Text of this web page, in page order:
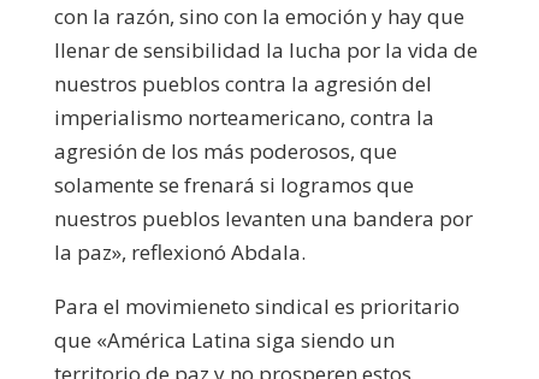
con la razón, sino con la emoción y hay que
llenar de sensibilidad la lucha por la vida de
nuestros pueblos contra la agresión del
imperialismo norteamericano, contra la
agresión de los más poderosos, que
solamente se frenará si logramos que
nuestros pueblos levanten una bandera por
la paz», reflexionó Abdala.
Para el movimieneto sindical es prioritario
que «América Latina siga siendo un